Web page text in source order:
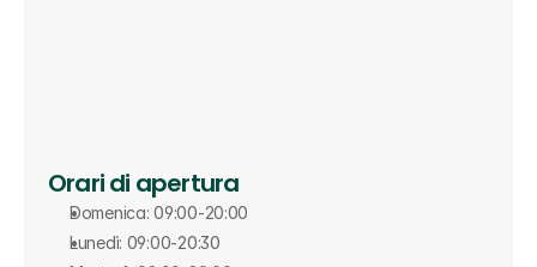
Orari di apertura
Domenica: 09:00-20:00
Lunedì: 09:00-20:30